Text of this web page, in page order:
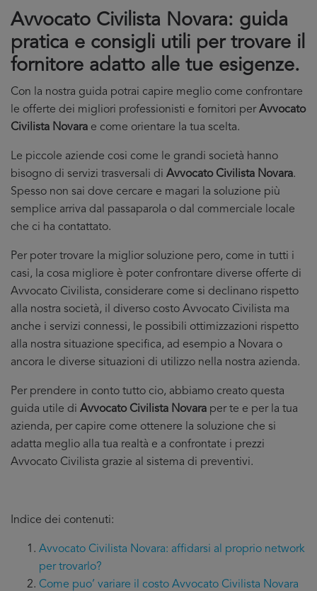
Avvocato Civilista Novara: guida
pratica e consigli utili per trovare il
fornitore adatto alle tue esigenze.
Con la nostra guida potrai capire meglio come confrontare
le offerte dei migliori professionisti e fornitori perAvvocato
Civilista Novara e come orientare la tua scelta.
Le piccole aziende cosi come le grandi società hanno
bisogno di servizi trasversali di Avvocato Civilista Novara.
Spesso non sai dove cercare e magari la soluzione più
semplice arriva dal passaparola o dal commerciale locale
che ci ha contattato.
Per poter trovare la miglior soluzione pero, come in tutti i
casi, la cosa migliore è poter confrontare diverse offerte di
Avvocato Civilista, considerare come si declinano rispetto
alla nostra società, il diverso costo Avvocato Civilista ma
anche i servizi connessi, le possibili ottimizzazioni rispetto
alla nostra situazione specifica, ad esempio a Novara o
ancora le diverse situazioni di utilizzo nella nostra azienda.
Per prendere in conto tutto cio, abbiamo creato questa
guida utile di Avvocato Civilista Novara per te e per la tua
azienda, per capire come ottenere la soluzione che si
adatta meglio alla tua realtà e a confrontate i prezzi
Avvocato Civilista grazie al sistema di preventivi.
Indice dei contenuti:
Avvocato Civilista Novara: affidarsi al proprio network
per trovarlo?
Come puo’ variare il costo Avvocato Civilista Novara